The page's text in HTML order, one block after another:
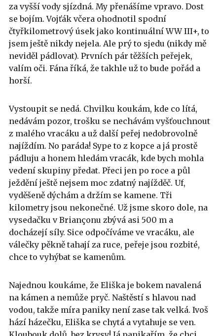
za vyšší vody sjízdná. My přenášíme vpravo. Dost
se bojím. Vojťák včera ohodnotil spodní
čtyřkilometrový úsek jako kontinuální WW III+, to
jsem ještě nikdy nejela. Ale prý to sjedu (nikdy mě
neviděl pádlovat). Prvních pár těžších peřejek,
valím oči. Fána říká, že takhle už to bude pořád a
horší.
Vystoupit se nedá. Chvilku koukám, kde co lítá,
nedávám pozor, trošku se nechávám vyšťouchnout
z malého vracáku a už další peřej nedobrovolně
najíždím. No paráda! Sype to z kopce a já prostě
pádluju a honem hledám vracák, kde bych mohla
vedení skupiny předat. Přeci jen po roce a půl
ježdění ještě nejsem moc zdatný najížděč. Uf,
vyděšeně dýchám a držím se kamene. Tři
kilometry jsou nekonečné. Už jsme skoro dole, na
vysedačku v Briançonu zbývá asi 500 m a
docházejí síly. Sice odpočíváme ve vracáku, ale
válečky pěkně tahají za ruce, peřeje jsou rozbité,
chce to vyhýbat se kamenům.
Najednou koukáme, že Eliška je bokem navalená
na kámen a nemůže pryč. Naštěstí s hlavou nad
vodou, takže míra paniky není zase tak velká. Ivoš
hází házečku, Eliška se chytá a vytahuje se ven.